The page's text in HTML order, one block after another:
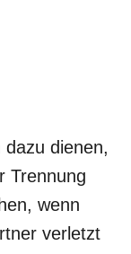
dienen,
Trennung
wenn
verletzt